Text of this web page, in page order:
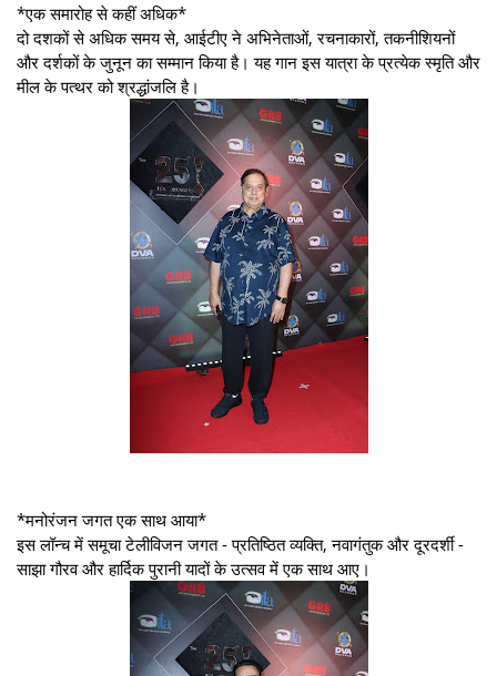
*एक समारोह से कहीं अधिक*
दो दशकों से अधिक समय से, आईटीए ने अभिनेताओं, रचनाकारों, तकनीशियनों
और दर्शकों के जुनून का सम्मान किया है। यह गान इस यात्रा के प्रत्येक स्मृति और
मील के पत्थर को श्रद्धांजलि है।
*मनोरंजन जगत एक साथ आया*
इस लॉन्च में समूचा टेलीविजन जगत - प्रतिष्ठित व्यक्ति, नवागंतुक और दूरदर्शी -
साझा गौरव और हार्दिक पुरानी यादों के उत्सव में एक साथ आए।